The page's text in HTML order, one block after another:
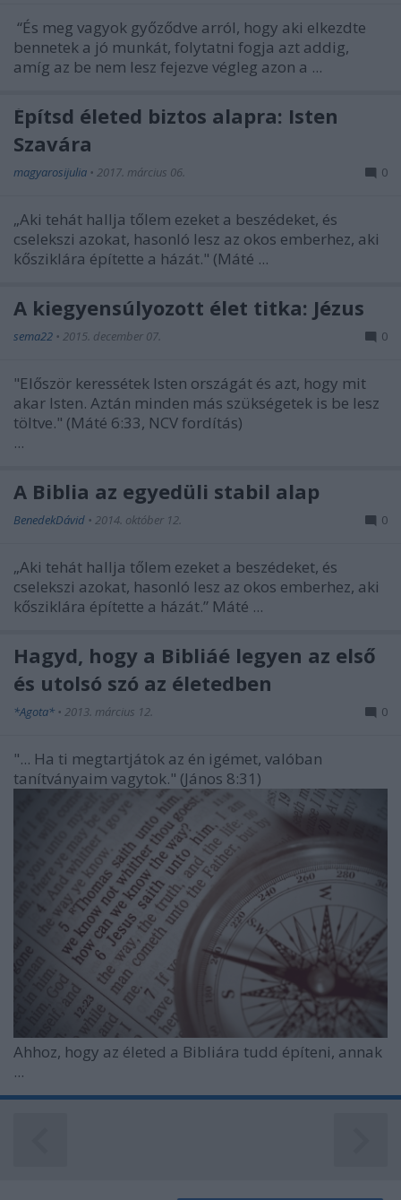
“És meg vagyok győződve arról, hogy aki elkezdte
bennetek a jó munkát, folytatni fogja azt addig,
amíg az be nem lesz fejezve végleg azon a ...
Építsd életed biztos alapra: Isten
Szavára
magyarosijulia • 2017. március 06. 0
„Aki tehát hallja tőlem ezeket a beszédeket, és
cselekszi azokat, hasonló lesz az okos emberhez, aki
kősziklára építette a házát." (Máté ...
A kiegyensúlyozott élet titka: Jézus
sema22 • 2015. december 07. 0
"Először keressétek Isten országát és azt, hogy mit
akar Isten. Aztán minden más szükségetek is be lesz
töltve." (Máté 6:33, NCV fordítás)
...
A Biblia az egyedüli stabil alap
BenedekDávid • 2014. október 12. 0
„Aki tehát hallja tőlem ezeket a beszédeket, és
cselekszi azokat, hasonló lesz az okos emberhez, aki
kősziklára építette a házát.” Máté ...
Hagyd, hogy a Bibliáé legyen az első
és utolsó szó az életedben
*Agota* • 2013. március 12. 0
"... Ha ti megtartjátok az én igémet, valóban
tanítványaim vagytok." (János 8:31)
Ahhoz, hogy az életed a Bibliára tudd építeni, annak
...